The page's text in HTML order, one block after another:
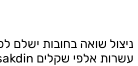
ניצול שואה בחובות ישלם
עשרות אלפי שקלים psakdin